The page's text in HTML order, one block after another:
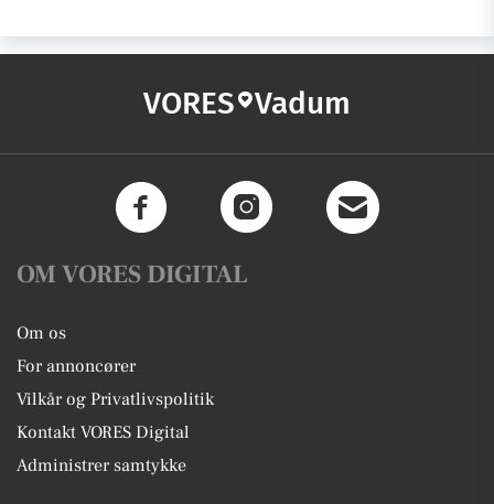
VORES Vadum
OM VORES DIGITAL
Om os
For annoncører
Vilkår og Privatlivspolitik
Kontakt VORES Digital
Administrer samtykke